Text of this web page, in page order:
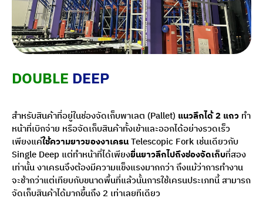
DOUBLE DEEP
สำหรับสินค้าที่อยู่ในช่องจัดเก็บพาเลต (Pallet) แนวลึกได้ 2 แถว ทำ
หน้าที่เบิกจ่าย หรือจัดเก็บสินค้าทั้งเข้าและออกได้อย่างรวดเร็ว
เพียงแค่ใช้ความยาวของงาเครนTelescopic Fork เช่นเดียวกับ
Single Deep แต่ทำหน้าที่ได้เพียงยื่นยาวลึกไปถึงช่องจัดเก็บที่สอง
เท่านั้น งาเครนจึงต้องมีความแข็งแรงมากกว่า ถึงแม้ว่าการทำงาน
จะช้ากว่าแต่เทียบกับขนาดพื้นที่แล้วนั้นการใช้เครนประเภทนี้ สามารถ
จัดเก็บสินค้าได้มากขึ้นถึง 2 เท่าเลยทีเดียว